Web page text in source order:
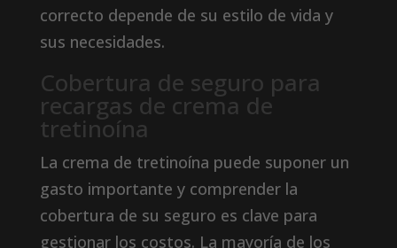
correcto depende de su estilo de vida y
sus necesidades.
Cobertura de seguro para
recargas de crema de
tretinoína
La crema de tretinoína puede suponer un
gasto importante y comprender la
cobertura de su seguro es clave para
gestionar los costos. La mayoría de los